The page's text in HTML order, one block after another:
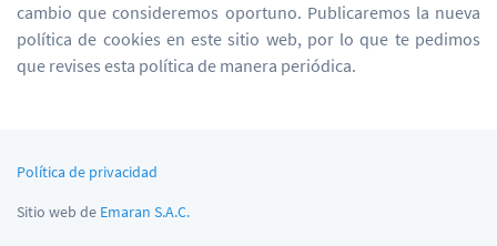
cambio que consideremos oportuno. Publicaremos la nueva
política de cookies en este sitio web, por lo que te pedimos
que revises esta política de manera periódica.
Política de privacidad
Sitio web de Emaran S.A.C.